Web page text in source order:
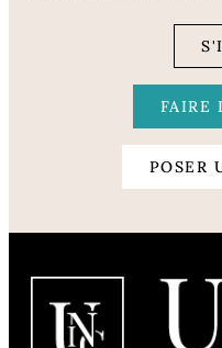
FAIRE
POSER